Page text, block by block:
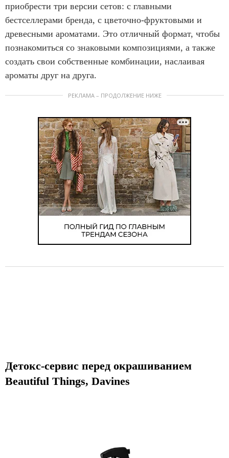
приобрести три версии сетов: с главными
бестселлерами бренда, с цветочно-фруктовыми и
древесными ароматами. Это отличный формат, чтобы
познакомиться со знаковыми композициями, а также
создать свои собственные комбинации, наслаивая
ароматы друг на друга.
РЕКЛАМА – ПРОДОЛЖЕНИЕ НИЖЕ
Детокc-сервис перед окрашиванием
Beautiful Things, Davines